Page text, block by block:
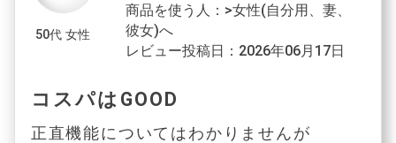
50代 女性
商品を使う人：>女性(自分用、妻、
彼女)へ
レビュー投稿日：2026年06月17日
コスパはGOOD
正直機能についてはわかりませんが